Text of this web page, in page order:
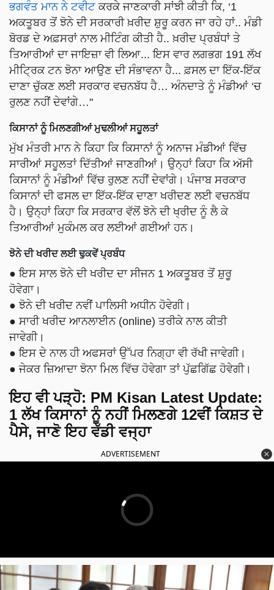
ਭਗਵੰਤ ਮਾਨ ਨੇ ਟਵੀਟ ਕਰਕੇ ਜਾਣਕਾਰੀ ਸਾਂਝੀ ਕੀਤੀ ਕਿ, ‘1
ਅਕਤੂਬਰ ਤੋਂ ਝੋਨੇ ਦੀ ਸਰਕਾਰੀ ਖ਼ਰੀਦ ਸ਼ੁਰੂ ਕਰਨ ਜਾ ਰਹੇ ਹਾਂ.. ਮੰਡੀ
ਬੋਰਡ ਦੇ ਅਫ਼ਸਰਾਂ ਨਾਲ ਮੀਟਿੰਗ ਕੀਤੀ ਹੈ.. ਖ਼ਰੀਦ ਪ੍ਰਬੰਧਾਂ ਤੇ
ਤਿਆਰੀਆਂ ਦਾ ਜਾਇਜ਼ਾ ਵੀ ਲਿਆ... ਇਸ ਵਾਰ ਲਗਭਗ 191 ਲੱਖ
ਮੀਟ੍ਰਿਕ ਟਨ ਝੋਨਾ ਆਉਣ ਦੀ ਸੰਭਾਵਨਾ ਹੈ... ਫ਼ਸਲ ਦਾ ਇੱਕ-ਇੱਕ
ਦਾਣਾ ਚੁੱਕਣ ਲਈ ਸਰਕਾਰ ਵਚਨਬੱਧ ਹੈ… ਅੰਨਦਾਤੇ ਨੂੰ ਮੰਡੀਆਂ ‘ਚ
ਰੁਲਣ ਨਹੀਂ ਦੇਵਾਂਗੇ…"
ਕਿਸਾਨਾਂ ਨੂੰ ਮਿਲਣਗੀਆਂ ਮੁਢਲੀਆਂ ਸਹੂਲਤਾਂ
ਮੁੱਖ ਮੰਤਰੀ ਮਾਨ ਨੇ ਕਿਹਾ ਕਿ ਕਿਸਾਨਾਂ ਨੂੰ ਅਨਾਜ ਮੰਡੀਆਂ ਵਿੱਚ
ਸਾਰੀਆਂ ਸਹੂਲਤਾਂ ਦਿੱਤੀਆਂ ਜਾਣਗੀਆਂ। ਉਨ੍ਹਾਂ ਕਿਹਾ ਕਿ ਅੱਸੀ
ਕਿਸਾਨਾਂ ਨੂੰ ਮੰਡੀਆਂ ਵਿੱਚ ਰੁਲਣ ਨਹੀਂ ਦੇਵਾਂਗੇ। ਪੰਜਾਬ ਸਰਕਾਰ
ਕਿਸਾਨਾਂ ਦੀ ਫਸਲ ਦਾ ਇੱਕ-ਇੱਕ ਦਾਣਾ ਖਰੀਦਣ ਲਈ ਵਚਨਬੱਧ
ਹੈ। ਉਨ੍ਹਾਂ ਕਿਹਾ ਕਿ ਸਰਕਾਰ ਵੱਲੋਂ ਝੋਨੇ ਦੀ ਖ੍ਰੀਦ ਨੂੰ ਲੈ ਕੇ
ਤਿਆਰੀਆਂ ਮੁਕੰਮਲ ਕਰ ਲਈਆਂ ਗਈਆਂ ਹਨ।
ਝੋਨੇ ਦੀ ਖਰੀਦ ਲਈ ਢੁਕਵੇਂ ਪ੍ਰਬੰਧ
● ਇਸ ਸਾਲ ਝੋਨੇ ਦੀ ਖਰੀਦ ਦਾ ਸੀਜਨ 1 ਅਕਤੂਬਰ ਤੋਂ ਸ਼ੁਰੂ
ਹੋਵੇਗਾ।
● ਝੋਨੇ ਦੀ ਖਰੀਦ ਨਵੀਂ ਪਾਲਿਸੀ ਅਧੀਨ ਹੋਵੇਗੀ।
● ਸਾਰੀ ਖਰੀਦ ਆਨਲਾਈਨ (online) ਤਰੀਕੇ ਨਾਲ ਕੀਤੀ
ਜਾਵੇਗੀ।
● ਇਸ ਦੇ ਨਾਲ ਹੀ ਅਫਸਰਾਂ ਉੱਪਰ ਨਿਗ੍ਹਾ ਵੀ ਰੱਖੀ ਜਾਵੇਗੀ।
● ਜੇਕਰ ਜ਼ਿਆਦਾ ਝੋਨਾ ਮਿਲ ਵਿੱਚ ਹੋਵੇਗਾ ਤਾਂ ਪੁੱਛਗਿੱਛ ਹੋਵੇਗੀ।
ਇਹ ਵੀ ਪੜ੍ਹੋ: PM Kisan Latest Update:
1 ਲੱਖ ਕਿਸਾਨਾਂ ਨੂੰ ਨਹੀਂ ਮਿਲਣਗੇ 12ਵੀਂ ਕਿਸ਼ਤ ਦੇ
ਪੈਸੇ, ਜਾਣੋ ਇਹ ਵੱਡੀ ਵਜ੍ਹਾ
ADVERTISEMENT